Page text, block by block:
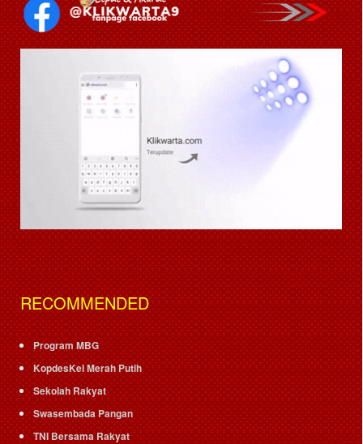
RECOMMENDED
Program MBG
KopdesKel Merah Putih
Sekolah Rakyat
Swasembada Pangan
TNI Bersama Rakyat